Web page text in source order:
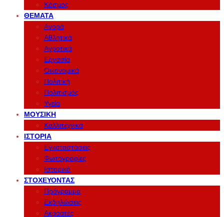
Κόσμος
ΘΈΜΑΤΑ
Αγορά
Αθλητικά
Αγροτικά
Εργασία
Οικονομικά
Πολιτική
Πολιτισμός
Υγεία
ΜΟΥΣΙΚΉ
Καλλιτεχνικά
ΙΣΤΟΡΊΑ
Εγκαταστάσεις
Φωτογραφίες
Ιστορικό
ΣΤΟΧΕΎΟΝΤΑΣ
Πρόγραμμα
Εκδηλώσεις
Ακροατές